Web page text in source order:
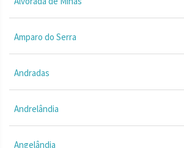
Amparo do Serra
Andradas
Andrelândia
Angelândia